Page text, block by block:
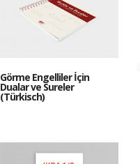
Görme Engelliler İçin
Dualar ve Sureler
(Türkisch)